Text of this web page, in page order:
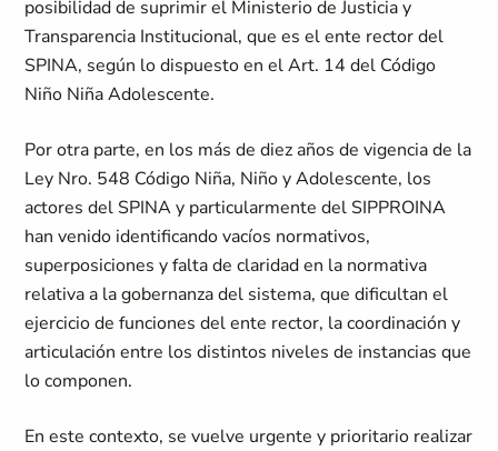
posibilidad de suprimir el Ministerio de Justicia y
Transparencia Institucional, que es el ente rector del
SPINA, según lo dispuesto en el Art. 14 del Código
Niño Niña Adolescente.
Por otra parte, en los más de diez años de vigencia de la
Ley Nro. 548 Código Niña, Niño y Adolescente, los
actores del SPINA y particularmente del SIPPROINA
han venido identificando vacíos normativos,
superposiciones y falta de claridad en la normativa
relativa a la gobernanza del sistema, que dificultan el
ejercicio de funciones del ente rector, la coordinación y
articulación entre los distintos niveles de instancias que
lo componen.
En este contexto, se vuelve urgente y prioritario realizar